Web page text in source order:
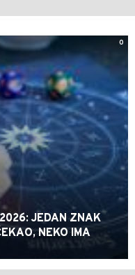
0
JEDAN ZNAK
NEKO IMA